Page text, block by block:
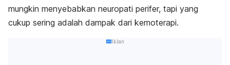
mungkin menyebabkan neuropati perifer, tapi yang
cukup sering adalah dampak dari kemoterapi.
Iklan